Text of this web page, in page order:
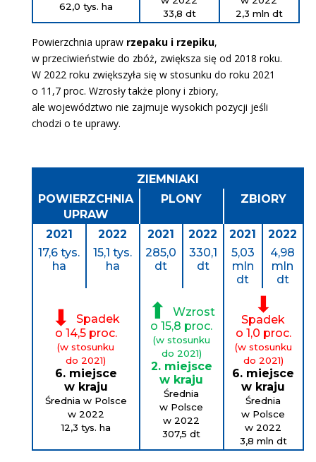
62,0 tys. ha
33,8 dt
2,3 mln dt
Powierzchnia upraw rzepaku i rzepiku,
w przeciwieństwie do zbóż, zwiększa się od 2018 roku.
W 2022 roku zwiększyła się w stosunku do roku 2021
o 11,7 proc. Wzrosły także plony i zbiory,
ale województwo nie zajmuje wysokich pozycji jeśli
chodzi o te uprawy.
ZIEMNIAKI
POWIERZCHNIA
UPRAW
PLONY ZBIORY
2021 2022 2021 2022 2021
2022
17,6 tys.
ha
15,1 tys.
ha
285,0
dt
330,1
dt
5,03
mln
dt
4,98
mln
dt
⬇Spadek
o 14,5 proc.
(w stosunku
do 2021)
6. miejsce
w kraju
Średnia w Polsce
w 2022
12,3 tys. ha
⬆
Wzrost
o 15,8 proc.
(w stosunku
do 2021)
2. miejsce
w kraju
Średnia
w Polsce
w 2022
307,5dt
⬇
Spadek
o 1,0 proc.
(w stosunku
do 2021)
6. miejsce
w kraju
Średnia
w Polsce
w 2022
3,8 mln dt